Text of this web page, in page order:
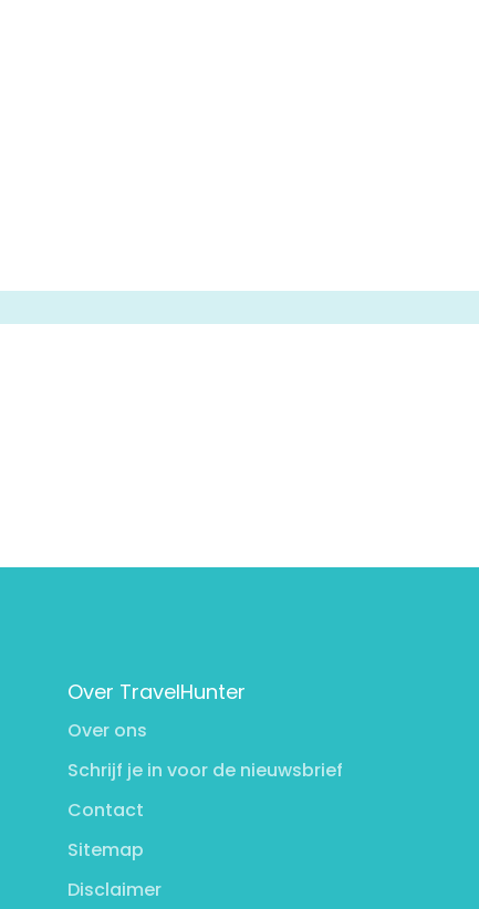
Over TravelHunter
Over ons
Schrijf je in voor de nieuwsbrief
Contact
Sitemap
Disclaimer